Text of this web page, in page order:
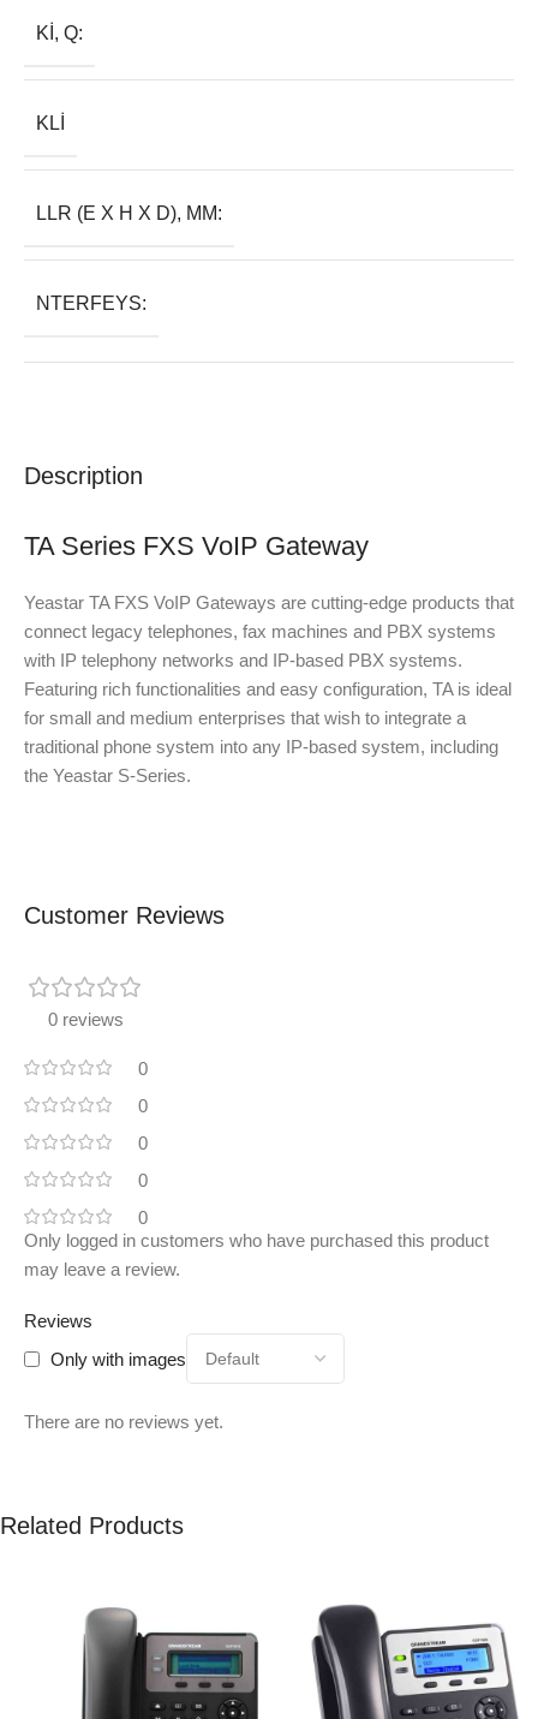
Description
TA Series FXS VoIP Gateway
Yeastar TA FXS VoIP Gateways are cutting-edge products that
connect legacy telephones, fax machines and PBX systems
with IP telephony networks and IP-based PBX systems.
Featuring rich functionalities and easy configuration, TA is ideal
for small and medium enterprises that wish to integrate a
traditional phone system into any IP-based system, including
the Yeastar S-Series.
KI, Q:
KLI
LLR (E X H X D), MM:
NTERFEYS:
Customer Reviews
0 reviews
0
0
0
0
0
Reviews
Only with images
There are no reviews yet.
Only logged in customers who have purchased this product
may leave a review.
Related Products